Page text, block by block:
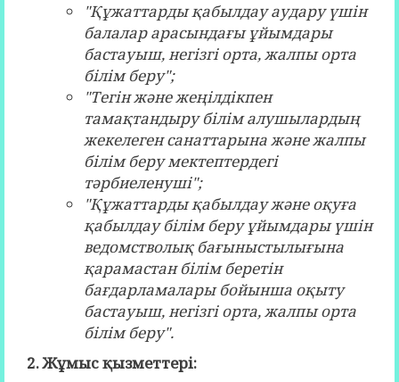
"Құжаттарды қабылдау аудару үшін
балалар арасындағы ұйымдары
бастауыш, негізгі орта, жалпы орта
білім беру";
"Тегін және жеңілдікпен
тамақтандыру білім алушылардың
жекелеген санаттарына және жалпы
білім беру мектептердегі
тәрбиеленуші";
"Құжаттарды қабылдау және оқуға
қабылдау білім беру ұйымдары үшін
ведомстволық бағыныстылығына
қарамастан білім беретін
бағдарламалары бойынша оқыту
бастауыш, негізгі орта, жалпы орта
білім беру".
2. Жұмыс қызметтері: